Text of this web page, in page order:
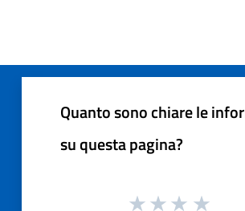
Quanto sono chiare le
su questa pagina?